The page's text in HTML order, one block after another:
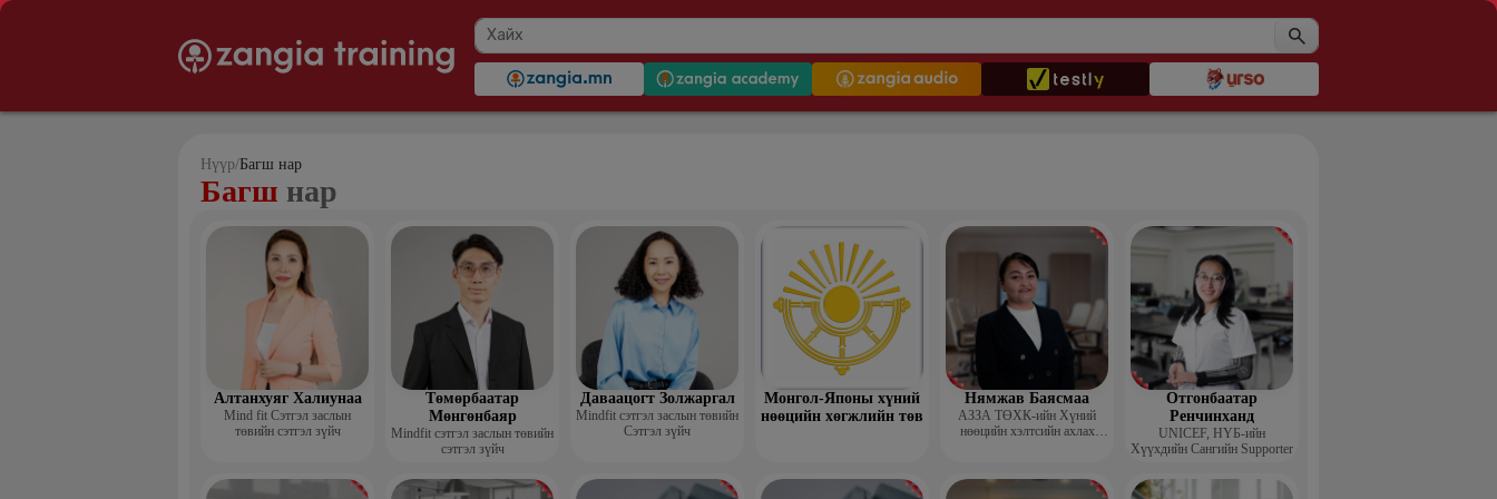
Нүүр/Багш нар
Багш нар
Алтанхуяг Халиунаа
Mind fit Сэтгэл заслын
төвийн сэтгэл зүйч
Төмөрбаатар
Мөнгөнбаяр
Mindfit сэтгэл заслын төвийн
сэтгэл зүйч
Даваацогт Золжаргал
Mindfit сэтгэл заслын төвийн
Сэтгэл зүйч
Монгол-Японы хүний
нөөцийн хөгжлийн төв
Нямжав Баясмаа
АЗЗА ТӨХК-ийн Хүний
нөөцийн хэлтсийн ахлах
Отгонбаатар
Ренчинханд
UNIСЕF, НҮБ-ийн
Хүүхдийн Сангийн Supporter